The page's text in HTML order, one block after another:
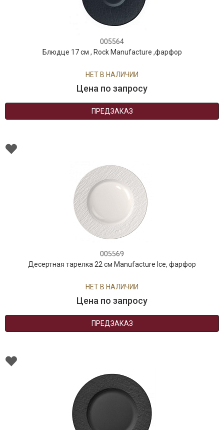
005564
Блюдце 17 см , Rock Manufacture ,фарфор
НЕТ В НАЛИЧИИ
Цена по запросу
ПРЕДЗАКАЗ
005569
Десертная тарелка 22 см Manufacture Ice, фарфор
НЕТ В НАЛИЧИИ
Цена по запросу
ПРЕДЗАКАЗ